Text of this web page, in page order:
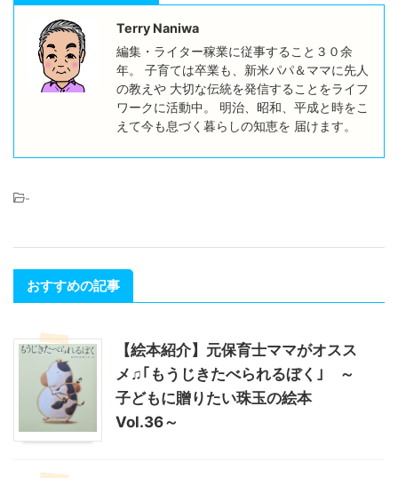
Terry Naniwa
編集・ライター稼業に従事すること３０余
年。 子育ては卒業も、新米パパ＆ママに先人
の教えや 大切な伝統を発信することをライフ
ワークに活動中。 明治、昭和、平成と時をこ
えて今も息づく暮らしの知恵を 届けます。
-
おすすめの記事
【絵本紹介】元保育士ママがオスス
メ♫｢もうじきたべられるぼく｣ ～
子どもに贈りたい珠玉の絵本
Vol.36～